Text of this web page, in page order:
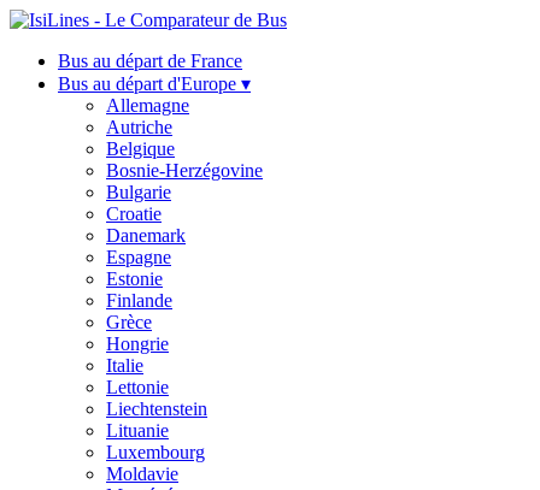
Bus au départ de France
Bus au départ d'Europe ▾
Allemagne
Autriche
Belgique
Bosnie-Herzégovine
Bulgarie
Croatie
Danemark
Espagne
Estonie
Finlande
Grèce
Hongrie
Italie
Lettonie
Liechtenstein
Lituanie
Luxembourg
Moldavie